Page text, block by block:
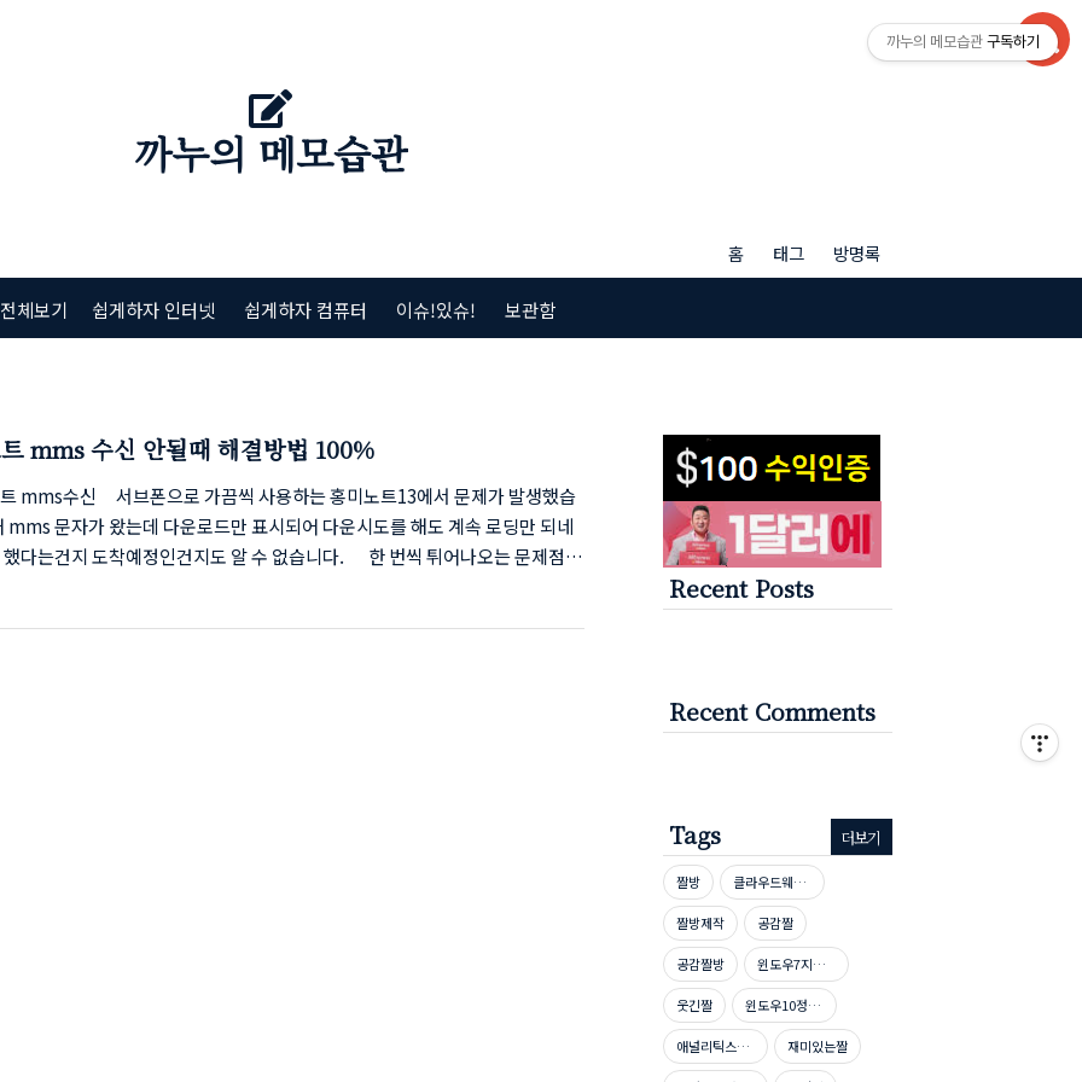
까누의 메모습관
홈 태그 방명록
체보기 쉽게하자 인터넷 쉽게하자 컴퓨터 이슈!있슈! 보관함
Recent Posts
Recent Comments
Tags 더보기
짤방 클라우드웨이즈호스팅
짤방제작 공감짤
공감짤방 윈도우7지원종료
웃긴짤 윈도우10정품인증
애널리틱스자격증 재미있는짤
mms 수신 안될때 해결방법 100%
mms수신 서브폰으로 가끔씩 사용하는 홍미노트13에서 문제가 발생했습
mms 문자가 왔는데 다운로드만 표시되어 다운시도를 해도 계속 로딩만 되네
다는건지 도착예정인건지도 알 수 없습니다. 한 번씩 튀어나오는 문제점에
까누의 메모습관 구독하기